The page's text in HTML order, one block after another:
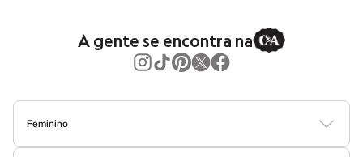
Bolsas e Mochilas
Óculos
Relógios
Botas
A gente se encontra na
Feminino
BlusasCalçasVestidosSaiasCasacosModa PraiaModa Íntima